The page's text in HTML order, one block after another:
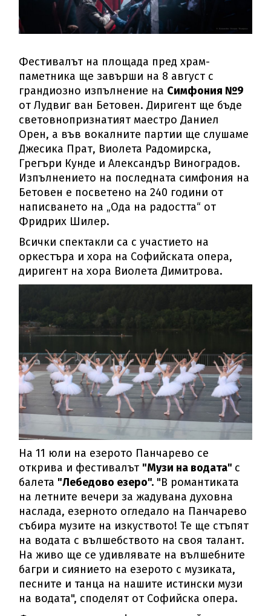
Фестивалът на площада пред храм-
паметника ще завърши на 8 август с
грандиозно изпълнение на Симфония №9
от Лудвиг ван Бетовен. Диригент ще бъде
световнопризнатият маестро Даниел
Орен, а във вокалните партии ще слушаме
Джесика Прат, Виолета Радомирска,
Грегъри Кунде и Александър Виноградов.
Изпълнението на последната симфония на
Бетовен е посветено на 240 години от
написването на „Ода на радостта“ от
Фридрих Шилер.
Всички спектакли са с участието на
оркестъра и хора на Софийската опера,
диригент на хора Виолета Димитрова.
На 11 юли на езерото Панчарево се
открива и фестивалът "Музи на водата" с
балета "Лебедово езеро". "В романтиката
на летните вечери за жадувана духовна
наслада, езерното огледало на Панчарево
събира музите на изкуството! Те ще стъпят
на водата с вълшебството на своя талант.
На живо ще се удивлявате на вълшебните
багри и сиянието на езерото с музиката,
песните и танца на нашите истински музи
на водата", споделят от Софийска опера.